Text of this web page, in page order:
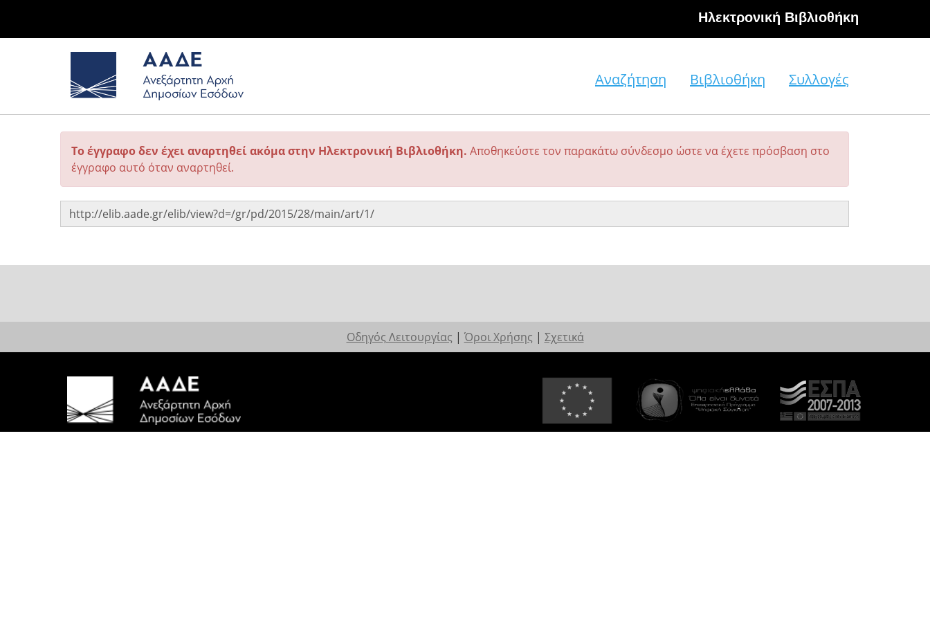
Hλεκτρονική Βιβλιοθήκη
Αναζήτηση Βιβλιοθήκη Συλλογές
Το έγγραφο δεν έχει αναρτηθεί ακόμα στην Ηλεκτρονική Βιβλιοθήκη. Αποθηκεύστε τον παρακάτω σύνδεσμο ώστε να έχετε πρόσβαση στο
έγγραφο αυτό όταν αναρτηθεί.
Οδηγός Λειτουργίας | Όροι Χρήσης | Σχετικά